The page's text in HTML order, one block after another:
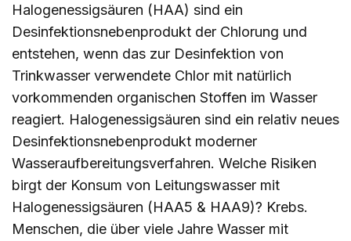
Halogenessigsäuren (HAA) sind ein
Desinfektionsnebenprodukt der Chlorung und
entstehen, wenn das zur Desinfektion von
Trinkwasser verwendete Chlor mit natürlich
vorkommenden organischen Stoffen im Wasser
reagiert. Halogenessigsäuren sind ein relativ neues
Desinfektionsnebenprodukt moderner
Wasseraufbereitungsverfahren. Welche Risiken
birgt der Konsum von Leitungswasser mit
Halogenessigsäuren (HAA5 & HAA9)? Krebs.
Menschen, die über viele Jahre Wasser mit